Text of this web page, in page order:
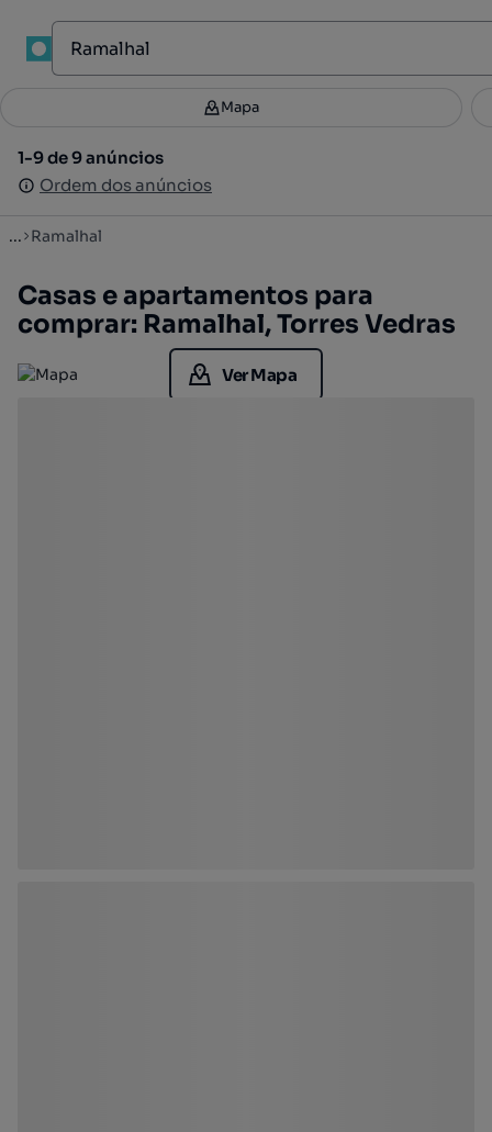
Filtros 1
1-9 de 9 anúncios
Ordem dos anúncios
Mapa
1-9 de 9 anúncios
Ordem dos anúncios
... Ramalhal
Casas e apartamentos para
comprar: Ramalhal, Torres Vedras
Ver Mapa